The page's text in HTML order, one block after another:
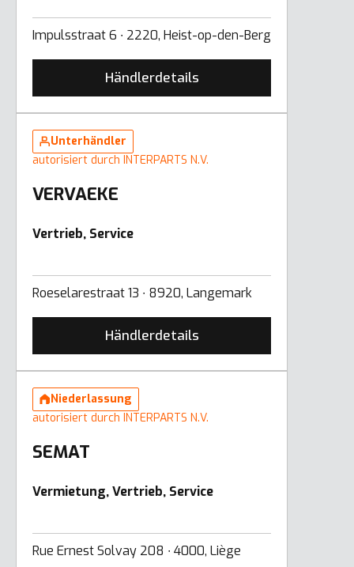
Impulsstraat 6 ∙ 2220, Heist-op-den-Berg
Händlerdetails
Unterhändler
autorisiert durch INTERPARTS N.V.
VERVAEKE
Vertrieb, Service
Roeselarestraat 13 ∙ 8920, Langemark
Händlerdetails
Niederlassung
autorisiert durch INTERPARTS N.V.
SEMAT
Vermietung, Vertrieb, Service
Rue Ernest Solvay 208 ∙ 4000, Liège